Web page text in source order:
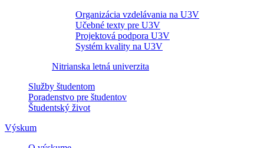
Organizácia vzdelávania na U3V
Učebné texty pre U3V
Projektová podpora U3V
Systém kvality na U3V
Nitrianska letná univerzita
Služby študentom
Poradenstvo pre študentov
Študentský život
Výskum